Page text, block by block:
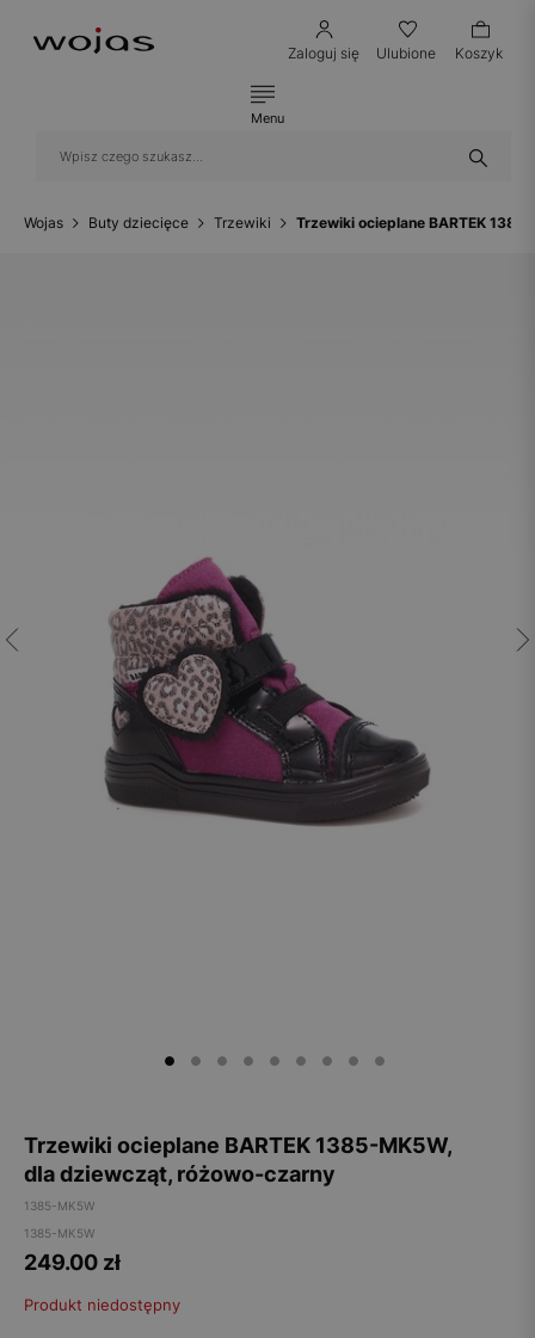
Zaloguj się Ulubione Koszyk
Menu
Wojas Buty dziecięce Trzewiki Trzewiki ocieplane BARTEK
Trzewiki ocieplane BARTEK 1385-MK5W,
dla dziewcząt, różowo-czarny
1385-MK5W
1385-MK5W
249.00 zł
Produkt niedostępny